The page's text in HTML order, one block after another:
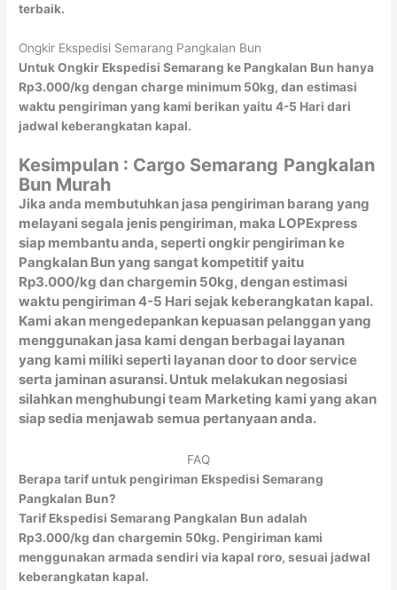
terbaik.
Ongkir Ekspedisi Semarang Pangkalan Bun
Untuk Ongkir Ekspedisi Semarang ke Pangkalan Bun hanya
Rp3.000/kg dengan charge minimum 50kg, dan estimasi
waktu pengiriman yang kami berikan yaitu 4-5 Hari dari
jadwal keberangkatan kapal.
Kesimpulan : Cargo Semarang Pangkalan
Bun Murah
Jika anda membutuhkan jasa pengiriman barang yang
melayani segala jenis pengiriman, maka LOPExpress
siap membantu anda, seperti ongkir pengiriman ke
Pangkalan Bun yang sangat kompetitif yaitu
Rp3.000/kg dan chargemin 50kg, dengan estimasi
waktu pengiriman 4-5 Hari sejak keberangkatan kapal.
Kami akan mengedepankan kepuasan pelanggan yang
menggunakan jasa kami dengan berbagai layanan
yang kami miliki seperti layanan door to door service
serta jaminan asuransi. Untuk melakukan negosiasi
silahkan menghubungi team Marketing kami yang akan
siap sedia menjawab semua pertanyaan anda.
FAQ
Berapa tarif untuk pengiriman Ekspedisi Semarang
Pangkalan Bun?
Tarif Ekspedisi Semarang Pangkalan Bun adalah
Rp3.000/kg dan chargemin 50kg. Pengiriman kami
menggunakan armada sendiri via kapal roro, sesuai jadwal
keberangkatan kapal.